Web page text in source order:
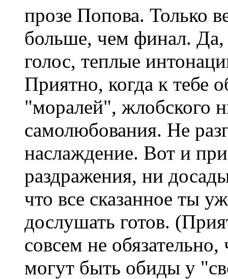
прозе Попова. Только
больше, чем финал.
голос, теплые
Приятно, когда к тебе
"моралей", жлобского
самолюбования. Не
наслаждение. Вот и
раздражения, ни
что все сказанное ты
дослушать готов.
совсем не
могут быть обиды у